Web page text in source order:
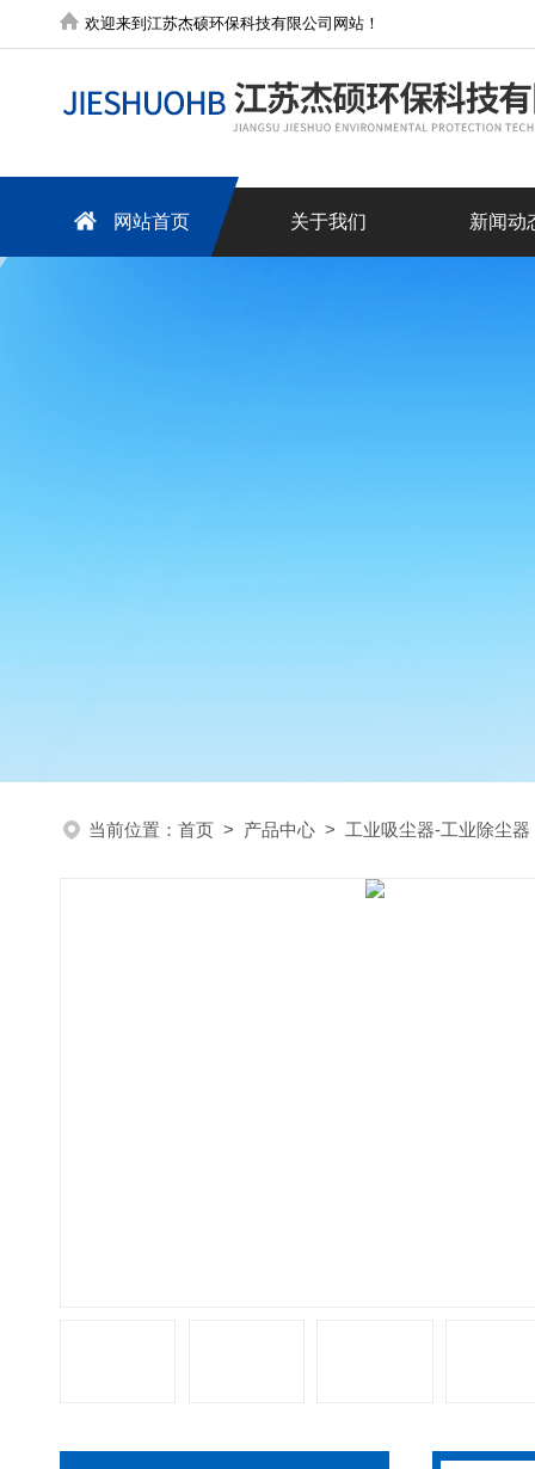
欢迎来到江苏杰硕环保科技有限公司网站！
网站首页 关于我们 新闻动
当前位置： 首页 > 产品中心 > 工业吸尘器-工业除尘器